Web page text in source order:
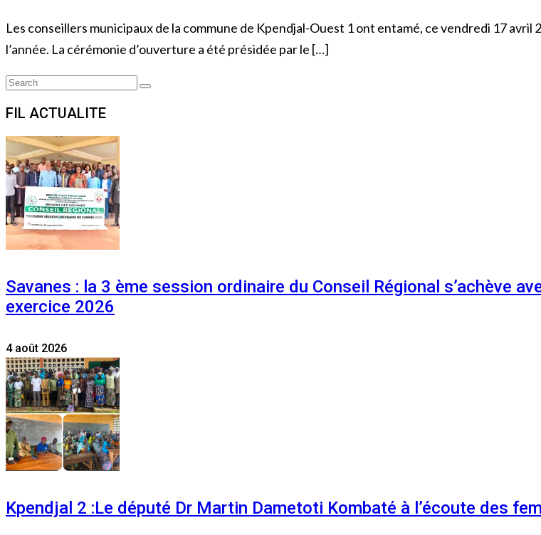
Les conseillers municipaux de la commune de Kpendjal-Ouest 1 ont entamé, ce vendredi 17 avril
l’année. La cérémonie d’ouverture a été présidée par le […]
Search
Search
FIL ACTUALITE
Savanes : la 3 ème session ordinaire du Conseil Régional s’achève
exercice 2026
4 août 2026
Kpendjal 2 :Le député Dr Martin Dametoti Kombaté à l’écoute des